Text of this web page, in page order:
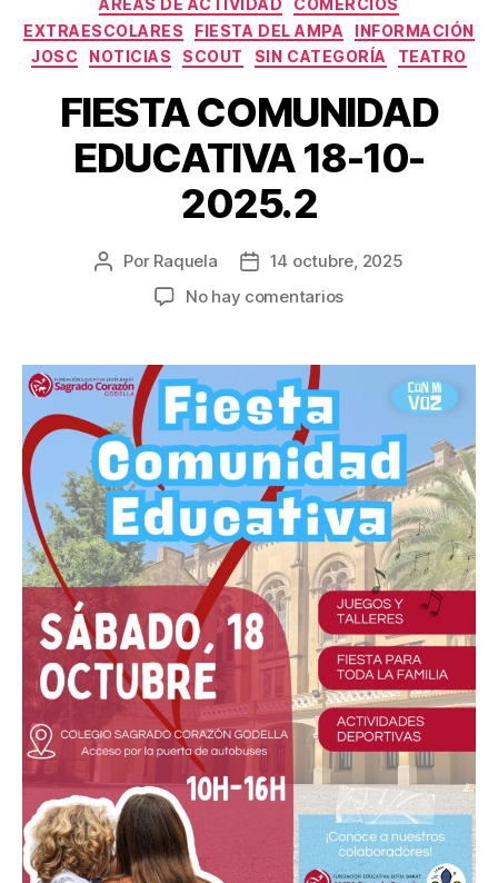
ÁREAS DE ACTIVIDAD
COMERCIOS
EXTRAESCOLARES
FIESTA DEL AMPA
INFORMACIÓN
JOSC
NOTICIAS SCOUT SIN CATEGORÍA TEATRO
FIESTA COMUNIDAD
EDUCATIVA 18-10-
2025.2
Autor
Por Raquela
Fecha14 octubre, 2025
No hay comentariosen
EDUCATIVA
2025.2